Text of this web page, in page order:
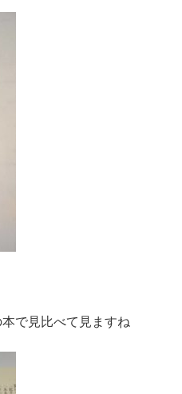
で見比べて見ますね